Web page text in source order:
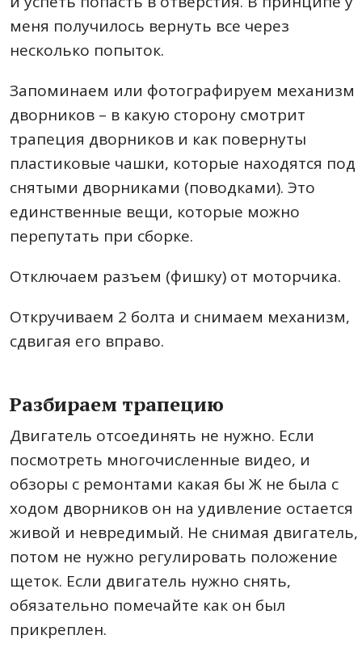
меня получилось вернуть все через
несколько попыток.
Запоминаем или фотографируем механизм
дворников – в какую сторону смотрит
трапеция дворников и как повернуты
пластиковые чашки, которые находятся под
снятыми дворниками (поводками). Это
единственные вещи, которые можно
перепутать при сборке.
Отключаем разъем (фишку) от моторчика.
Откручиваем 2 болта и снимаем механизм,
сдвигая его вправо.
Разбираем трапецию
Двигатель отсоединять не нужно. Если
посмотреть многочисленные видео, и
обзоры с ремонтами какая бы Ж не была с
ходом дворников он на удивление остается
живой и невредимый. Не снимая двигатель,
потом не нужно регулировать положение
щеток. Если двигатель нужно снять,
обязательно помечайте как он был
прикреплен.